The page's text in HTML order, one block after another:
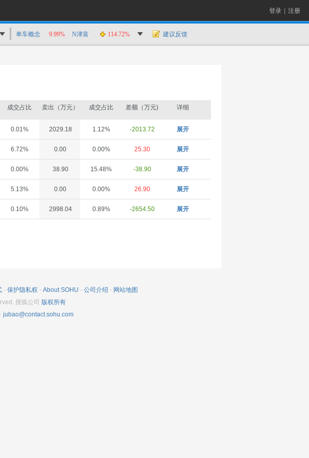
登录 注册
单车概念 9.99% N津富 114.72% 建议反馈
成交占比 卖出（万元） 成交占比 差额（万元) 详细
0.01% 2029.18 1.12% -2013.72 展开
6.72% 0.00 0.00% 25.30 展开
0.00% 38.90 15.48% -38.90 展开
5.13% 0.00 0.00% 26.90 展开
0.10% 2998.04 0.89% -2654.50 展开
- 保护隐私权 - About SOHU - 公司介绍 - 网站地图
搜狐公司 版权所有
jubao@contact.sohu.com